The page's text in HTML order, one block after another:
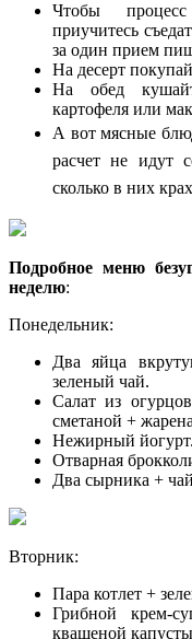
Чтобы
приучитесь
за один прием
На десерт
На обед
картофеля или
А вот мясные
расчет не идут
сколько в них
Подробное меню
неделю:
Понедельник:
Два яйца
зеленый чай.
Салат из
сметаной +
Нежирный йогурт.
Отварная
Два сырника +
Вторник:
Пара котлет +
Грибной крем-
квашеной